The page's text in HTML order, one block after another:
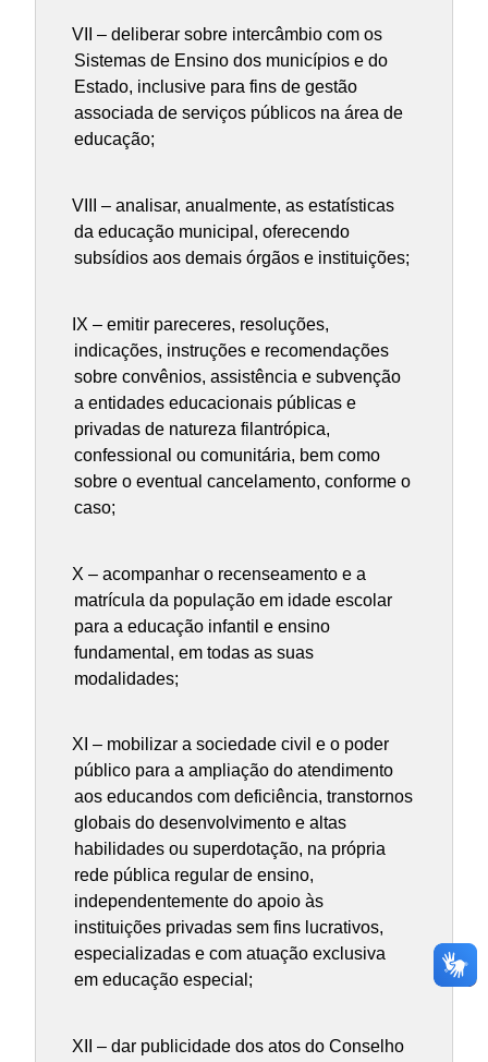
VII – deliberar sobre intercâmbio com os
Sistemas de Ensino dos municípios e do
Estado, inclusive para fins de gestão
associada de serviços públicos na área de
educação;
VIII – analisar, anualmente, as estatísticas
da educação municipal, oferecendo
subsídios aos demais órgãos e instituições;
IX – emitir pareceres, resoluções,
indicações, instruções e recomendações
sobre convênios, assistência e subvenção
a entidades educacionais públicas e
privadas de natureza filantrópica,
confessional ou comunitária, bem como
sobre o eventual cancelamento, conforme o
caso;
X – acompanhar o recenseamento e a
matrícula da população em idade escolar
para a educação infantil e ensino
fundamental, em todas as suas
modalidades;
XI – mobilizar a sociedade civil e o poder
público para a ampliação do atendimento
aos educandos com deficiência, transtornos
globais do desenvolvimento e altas
habilidades ou superdotação, na própria
rede pública regular de ensino,
independentemente do apoio às
instituições privadas sem fins lucrativos,
especializadas e com atuação exclusiva
em educação especial;
XII – dar publicidade dos atos do Conselho